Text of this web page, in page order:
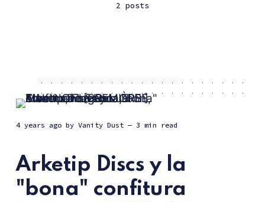
2 posts
4 years agoby Vanity Dust — 3 min read
Arketip Discs y la
"bona" confitura